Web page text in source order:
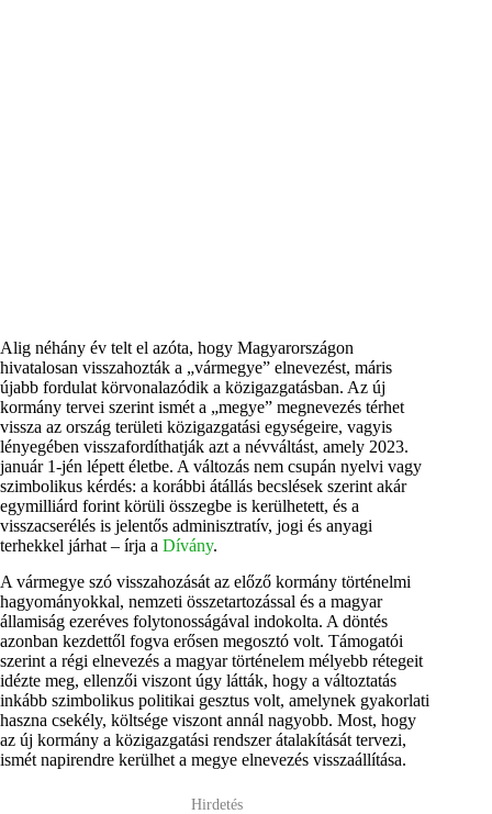
Alig néhány év telt el azóta, hogy Magyarországon
hivatalosan visszahozták a „vármegye” elnevezést, máris
újabb fordulat körvonalazódik a közigazgatásban. Az új
kormány tervei szerint ismét a „megye” megnevezés térhet
vissza az ország területi közigazgatási egységeire, vagyis
lényegében visszafordíthatják azt a névváltást, amely 2023.
január 1-jén lépett életbe. A változás nem csupán nyelvi vagy
szimbolikus kérdés: a korábbi átállás becslések szerint akár
egymilliárd forint körüli összegbe is kerülhetett, és a
visszacserélés is jelentős adminisztratív, jogi és anyagi
terhekkel járhat – írja a Dívány.
A vármegye szó visszahozását az előző kormány történelmi
hagyományokkal, nemzeti összetartozással és a magyar
államiság ezeréves folytonosságával indokolta. A döntés
azonban kezdettől fogva erősen megosztó volt. Támogatói
szerint a régi elnevezés a magyar történelem mélyebb rétegeit
idézte meg, ellenzői viszont úgy látták, hogy a változtatás
inkább szimbolikus politikai gesztus volt, amelynek gyakorlati
haszna csekély, költsége viszont annál nagyobb. Most, hogy
az új kormány a közigazgatási rendszer átalakítását tervezi,
ismét napirendre kerülhet a megye elnevezés visszaállítása.
Hirdetés